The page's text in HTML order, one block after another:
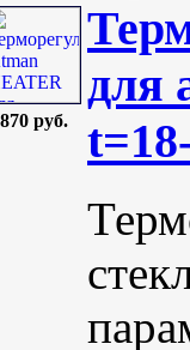
870 руб.
для